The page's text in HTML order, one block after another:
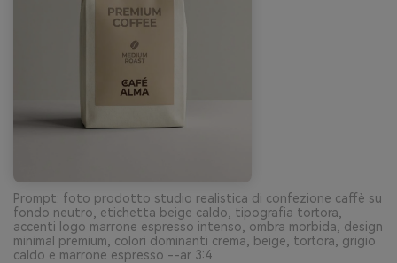
Prompt: foto prodotto studio realistica di confezione caffè su
fondo neutro, etichetta beige caldo, tipografia tortora,
accenti logo marrone espresso intenso, ombra morbida, design
minimal premium, colori dominanti crema, beige, tortora, grigio
caldo e marrone espresso --ar 3:4